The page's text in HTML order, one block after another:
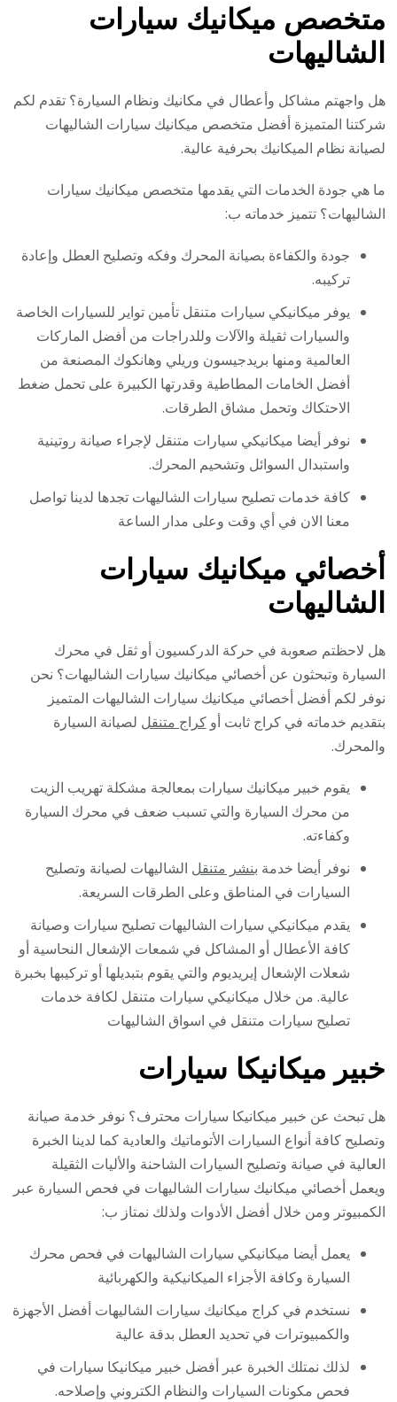
متخصص ميكانيك سيارات
الشاليهات
هل واجهتم مشاكل وأعطال في مكانيك ونظام السيارة؟ تقدم لكم
شركتنا المتميزة أفضل متخصص ميكانيك سيارات الشاليهات
لصيانة نظام الميكانيك بحرفية عالية.
ما هي جودة الخدمات التي يقدمها متخصص ميكانيك سيارات
الشاليهات؟ تتميز خدماته ب:
جودة والكفاءة بصيانة المحرك وفكه وتصليح العطل وإعادة
تركيبه.
يوفر ميكانيكي سيارات متنقل تأمين تواير للسيارات الخاصة
والسيارات ثقيلة والآلات وللدراجات من أفضل الماركات
العالمية ومنها بريدجيسون وريلي وهانكوك المصنعة من
أفضل الخامات المطاطية وقدرتها الكبيرة على تحمل ضغط
الاحتكاك وتحمل مشاق الطرقات.
نوفر أيضا ميكانيكي سيارات متنقل لإجراء صيانة روتينية
واستبدال السوائل وتشحيم المحرك.
كافة خدمات تصليح سيارات الشاليهات تجدها لدينا تواصل
معنا الان في أي وقت وعلى مدار الساعة
أخصائي ميكانيك سيارات
الشاليهات
هل لاحظتم صعوبة في حركة الدركسيون أو ثقل في محرك
السيارة وتبحثون عن أخصائي ميكانيك سيارات الشاليهات؟ نحن
نوفر لكم أفضل أخصائي ميكانيك سيارات الشاليهات المتميز
بتقديم خدماته في كراج ثابت أوكراج متنقل لصيانة السيارة
والمحرك.
يقوم خبير ميكانيك سيارات بمعالجة مشكلة تهريب الزيت
من محرك السيارة والتي تسبب ضعف في محرك السيارة
وكفاءته.
نوفر أيضا خدمة بنشر متنقل الشاليهات لصيانة وتصليح
السيارات في المناطق وعلى الطرقات السريعة.
يقدم ميكانيكي سيارات الشاليهات تصليح سيارات وصيانة
كافة الأعطال أو المشاكل في شمعات الإشعال النحاسية أو
شعلات الإشعال إيريديوم والتي يقوم بتبديلها أو تركيبها بخبرة
عالية. من خلال ميكانيكي سيارات متنقل لكافة خدمات
تصليح سيارات متنقل في اسواق الشاليهات
خبير ميكانيكا سيارات
هل تبحث عن خبير ميكانيكا سيارات محترف؟ نوفر خدمة صيانة
وتصليح كافة أنواع السيارات الأتوماتيك والعادية كما لدينا الخبرة
العالية في صيانة وتصليح السيارات الشاحنة والأليات الثقيلة
ويعمل أخصائي ميكانيك سيارات الشاليهات في فحص السيارة عبر
الكمبيوتر ومن خلال أفضل الأدوات ولذلك نمتاز ب:
يعمل أيضا ميكانيكي سيارات الشاليهات في فحص محرك
السيارة وكافة الأجزاء الميكانيكية والكهربائية
نستخدم في كراج ميكانيك سيارات الشاليهات أفضل الأجهزة
والكمبيوترات في تحديد العطل بدقة عالية
لذلك نمتلك الخبرة عبر أفضل خبير ميكانيكا سيارات في
فحص مكونات السيارات والنظام الكتروني وإصلاحه.